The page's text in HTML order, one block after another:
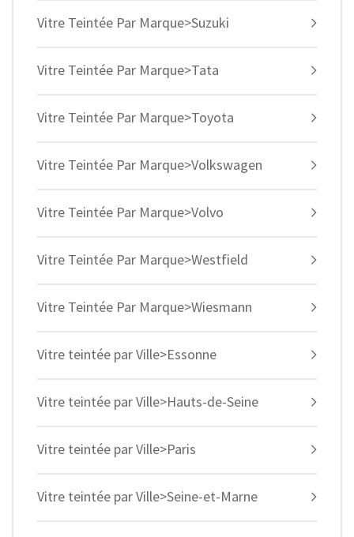
Vitre Teintée Par Marque>Suzuki
Vitre Teintée Par Marque>Tata
Vitre Teintée Par Marque>Toyota
Vitre Teintée Par Marque>Volkswagen
Vitre Teintée Par Marque>Volvo
Vitre Teintée Par Marque>Westfield
Vitre Teintée Par Marque>Wiesmann
Vitre teintée par Ville>Essonne
Vitre teintée par Ville>Hauts-de-Seine
Vitre teintée par Ville>Paris
Vitre teintée par Ville>Seine-et-Marne